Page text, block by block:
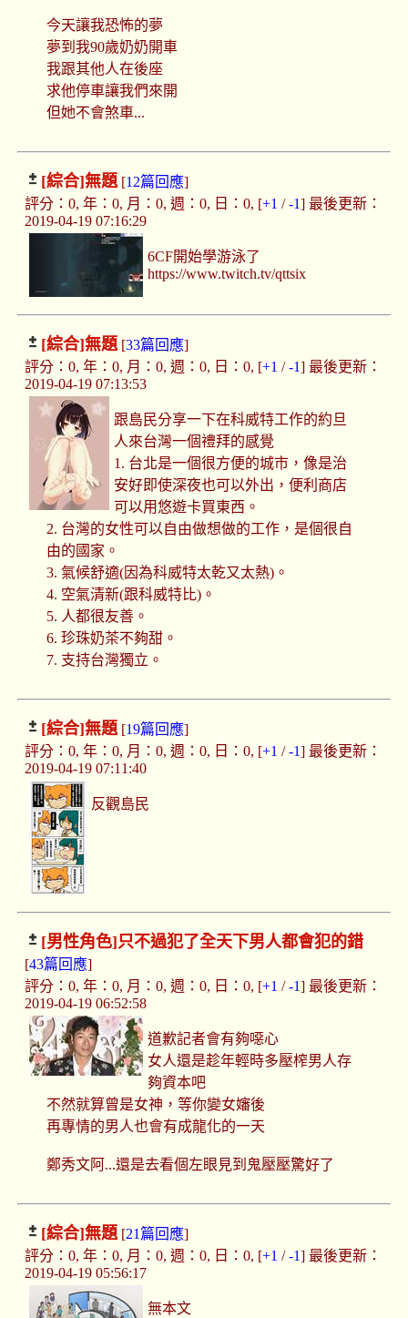
今天讓我恐怖的夢
夢到我90歲奶奶開車
我跟其他人在後座
求他停車讓我們來開
但她不會煞車...
[綜合]無題[12篇回應]
評分：0, 年：0, 月：0, 週：0, 日：0, [+1 /-1] 最後更新：
2019-04-19 07:16:29
6CF開始學游泳了
https://www.twitch.tv/qttsix
[綜合]無題[33篇回應]
評分：0, 年：0, 月：0, 週：0, 日：0, [+1 /-1] 最後更新：
2019-04-19 07:13:53
跟島民分享一下在科威特工作的約旦
人來台灣一個禮拜的感覺
1. 台北是一個很方便的城市，像是治
安好即使深夜也可以外出，便利商店
可以用悠遊卡買東西。
2. 台灣的女性可以自由做想做的工作，是個很自
由的國家。
3. 氣候舒適(因為科威特太乾又太熱)。
4. 空氣清新(跟科威特比)。
5. 人都很友善。
6. 珍珠奶茶不夠甜。
7. 支持台灣獨立。
[綜合]無題[19篇回應]
評分：0, 年：0, 月：0, 週：0, 日：0, [+1 /-1] 最後更新：
2019-04-19 07:11:40
反觀島民
[男性角色]只不過犯了全天下男人都會犯的錯
[43篇回應]
評分：0, 年：0, 月：0, 週：0, 日：0, [+1 /-1] 最後更新：
2019-04-19 06:52:58
道歉記者會有夠噁心
女人還是趁年輕時多壓榨男人存
夠資本吧
不然就算曾是女神，等你變女嬸後
再專情的男人也會有成龍化的一天
鄭秀文阿...還是去看個左眼見到鬼壓壓驚好了
[綜合]無題[21篇回應]
評分：0, 年：0, 月：0, 週：0, 日：0, [+1 /-1] 最後更新：
2019-04-19 05:56:17
無本文